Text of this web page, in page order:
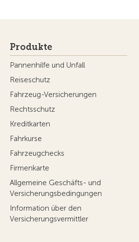
Produkte
Pannenhilfe und Unfall
Reiseschutz
Fahrzeug-Versicherungen
Rechtsschutz
Kreditkarten
Fahrkurse
Fahrzeugchecks
Firmenkarte
Allgemeine Geschäfts- und
Versicherungsbedingungen
Information über den
Versicherungsvermittler